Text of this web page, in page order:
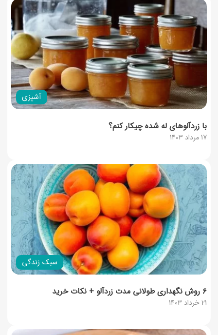
آشپزی
17 مرداد 1403
با زردآلوهای له شده چیکار کنم؟
سبک زندگی
21 خرداد 1403
۶ روش نگهداری طولانی مدت زردآلو + نکات خرید